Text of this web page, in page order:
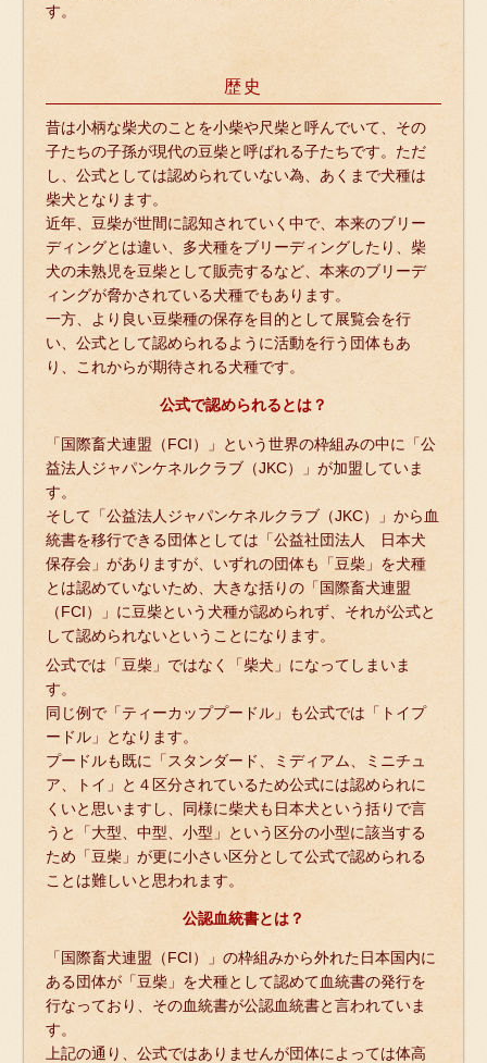
す。
歴史
昔は小柄な柴犬のことを小柴や尺柴と呼んでいて、その
子たちの子孫が現代の豆柴と呼ばれる子たちです。ただ
し、公式としては認められていない為、あくまで犬種は
柴犬となります。
近年、豆柴が世間に認知されていく中で、本来のブリー
ディングとは違い、多犬種をブリーディングしたり、柴
犬の未熟児を豆柴として販売するなど、本来のブリーデ
ィングが脅かされている犬種でもあります。
一方、より良い豆柴種の保存を目的として展覧会を行
い、公式として認められるように活動を行う団体もあ
り、これからが期待される犬種です。
公式で認められるとは？
「国際畜犬連盟（FCI）」という世界の枠組みの中に「公
益法人ジャパンケネルクラブ（JKC）」が加盟していま
す。
そして「公益法人ジャパンケネルクラブ（JKC）」から血
統書を移行できる団体としては「公益社団法人 日本犬
保存会」がありますが、いずれの団体も「豆柴」を犬種
とは認めていないため、大きな括りの「国際畜犬連盟
（FCI）」に豆柴という犬種が認められず、それが公式と
して認められないということになります。
公式では「豆柴」ではなく「柴犬」になってしまいま
す。
同じ例で「ティーカッププードル」も公式では「トイプ
ードル」となります。
プードルも既に「スタンダード、ミディアム、ミニチュ
ア、トイ」と４区分されているため公式には認められに
くいと思いますし、同様に柴犬も日本犬という括りで言
うと「大型、中型、小型」という区分の小型に該当する
ため「豆柴」が更に小さい区分として公式で認められる
ことは難しいと思われます。
公認血統書とは？
「国際畜犬連盟（FCI）」の枠組みから外れた日本国内に
ある団体が「豆柴」を犬種として認めて血統書の発行を
行なっており、その血統書が公認血統書と言われていま
す。
上記の通り、公式ではありませんが団体によっては体高